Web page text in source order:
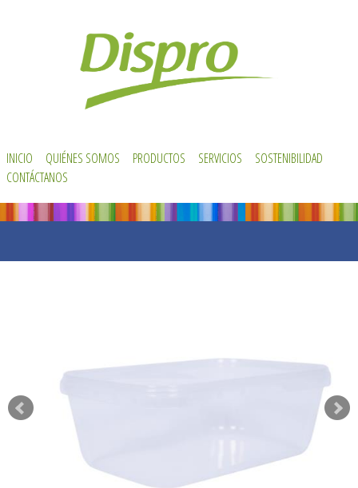
INICIO QUIÉNES SOMOS PRODUCTOS SERVICIOS
SOSTENIBILIDAD
CONTÁCTANOS